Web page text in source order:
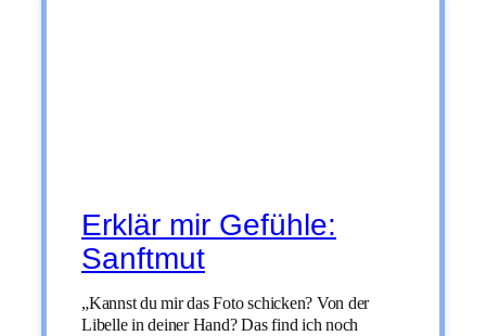
Erklär mir Gefühle:
Sanftmut
„Kannst du mir das Foto schicken? Von der
Libelle in deiner Hand? Das find ich noch